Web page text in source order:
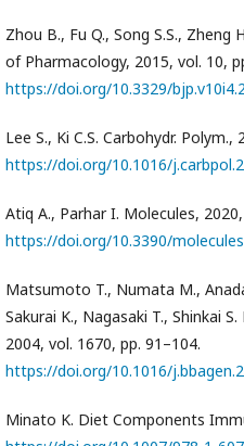
Zhou B., Fu Q., Song S.S., Zheng
of Pharmacology, 2015, vol. 10,
https://doi.org/10.3329/
Lee S., Ki C.S. Carbohydr. Polym.,
https://doi.org/10.1016/
Atiq A., Parhar I. Molecules,
https://doi.org/10.3390/
Matsumoto T., Numata M.,
Sakurai K., Nagasaki T., Shinkai
2004, vol. 1670, pp. 91–104.
https://doi.org/10.1016/
Minato K. Diet Components